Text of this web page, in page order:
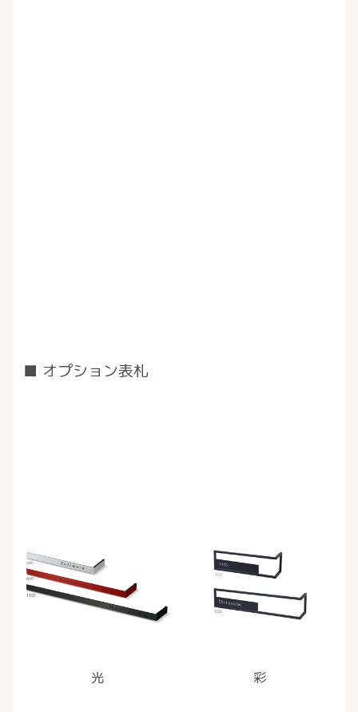
オプション表札
光 彩